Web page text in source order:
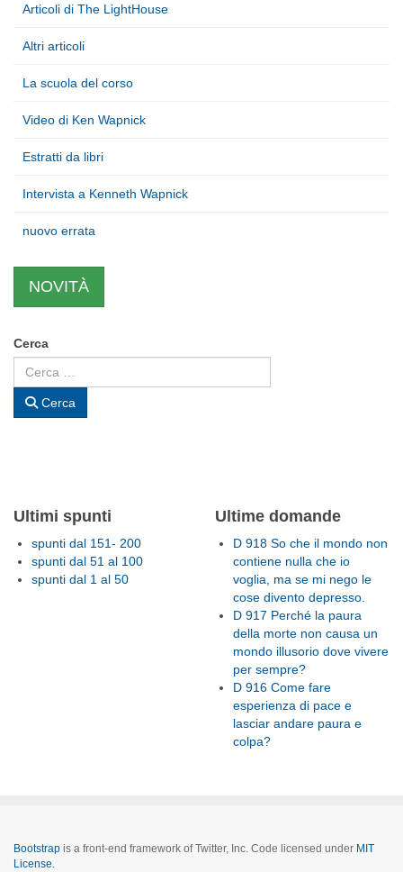
Articoli di The LightHouse
Altri articoli
La scuola del corso
Video di Ken Wapnick
Estratti da libri
Intervista a Kenneth Wapnick
nuovo errata
NOVITÀ
Cerca
Cerca
Ultimi spunti
spunti dal 151- 200
spunti dal 51 al 100
spunti dal 1 al 50
Ultime domande
D 918 So che il mondo non
contiene nulla che io
voglia, ma se mi nego le
cose divento depresso.
D 917 Perché la paura
della morte non causa un
mondo illusorio dove vivere
per sempre?
D 916 Come fare
esperienza di pace e
lasciar andare paura e
colpa?
Bootstrap is a front-end framework of Twitter, Inc. Code licensed under MIT
License.